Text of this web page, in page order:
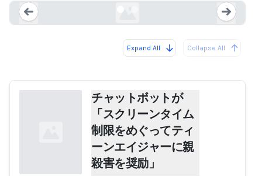
Expand All Collapse All
チャットボットが
「スクリーンタイム
制限をめぐってティ
ーンエイジャーに親
殺害を奨励」